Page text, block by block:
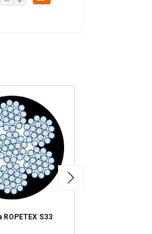
ROPETEX S33